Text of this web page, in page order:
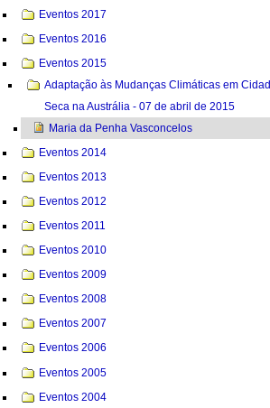
Eventos 2017
Eventos 2016
Eventos 2015
Adaptação às Mudanças Climáticas em
Seca na Austrália - 07 de abril de 2015
Maria da Penha Vasconcelos
Eventos 2014
Eventos 2013
Eventos 2012
Eventos 2011
Eventos 2010
Eventos 2009
Eventos 2008
Eventos 2007
Eventos 2006
Eventos 2005
Eventos 2004